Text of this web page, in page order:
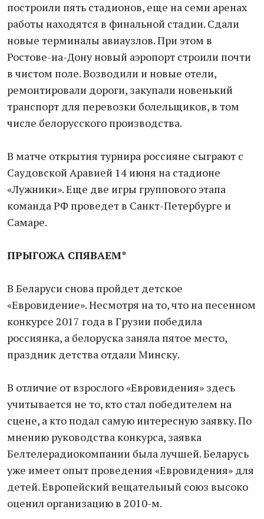
построили пять стадионов, еще на семи аренах
работы находятся в финальной стадии. Сдали
новые терминалы авиаузлов. При этом в
Ростове-на-Дону новый аэропорт строили почти
в чистом поле. Возводили и новые отели,
ремонтировали дороги, закупали новенький
транспорт для перевозки болельщиков, в том
числе белорусского производства.
В матче открытия турнира россияне сыграют с
Саудовской Аравией 14 июня на стадионе
«Лужники». Еще две игры группового этапа
команда РФ проведет в Санкт-Петербурге и
Самаре.
ПРЫГОЖА СПЯВАЕМ*
В Беларуси снова пройдет детское
«Евровидение». Несмотря на то, что на песенном
конкурсе 2017 года в Грузии победила
россиянка, а белоруска заняла пятое место,
праздник детства отдали Минску.
В отличие от взрослого «Евровидения» здесь
учитывается не то, кто стал победителем на
сцене, а кто подал самую интересную заявку. По
мнению руководства конкурса, заявка
Белтелерадиокомпании была лучшей. Беларусь
уже имеет опыт проведения «Евровидения» для
детей. Европейский вещательный союз высоко
оценил организацию в 2010-м.